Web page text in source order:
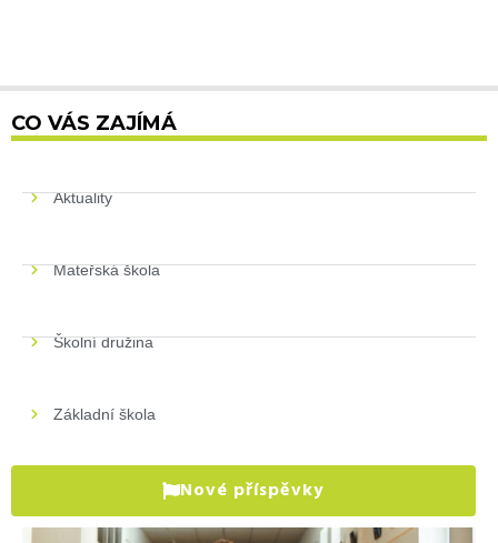
CO VÁS ZAJÍMÁ
Aktuality
Mateřská škola
Školní družina
Základní škola
Nové příspěvky